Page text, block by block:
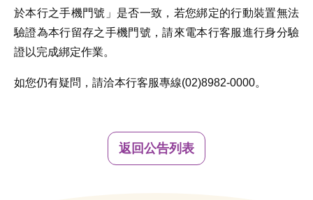
於本行之手機門號」是否一致，若您綁定的行動裝置無法
驗證為本行留存之手機門號，請來電本行客服進行身分驗
證以完成綁定作業。
如您仍有疑問，請洽本行客服專線(02)8982-0000。
返回公告列表